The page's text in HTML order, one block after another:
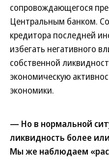
сопровождающегося
Центральным банком.
кредитора последней
избегать негативного
собственной
экономическую
экономики.
— Но в нормальной
ликвидность более
Мы же наблюдаем